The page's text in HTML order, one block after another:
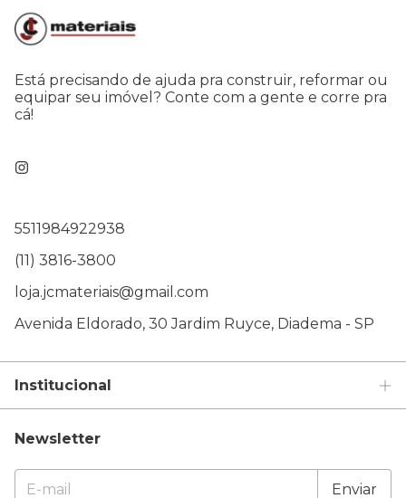
Está precisando de ajuda pra construir, reformar ou
equipar seu imóvel? Conte com a gente e corre pra
cá!
5511984922938
(11) 3816-3800
loja.jcmateriais@gmail.com
Avenida Eldorado, 30 Jardim Ruyce, Diadema - SP
Institucional
Newsletter